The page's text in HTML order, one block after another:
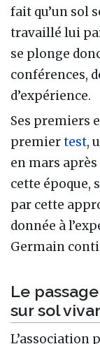
fait qu’un sol
travaillé lui
se plonge
conférences,
d’expérience.
Ses premiers
premiertest,
en mars après
cette époque,
par cette
donnée à
Germain
Le
sur sol
L’association